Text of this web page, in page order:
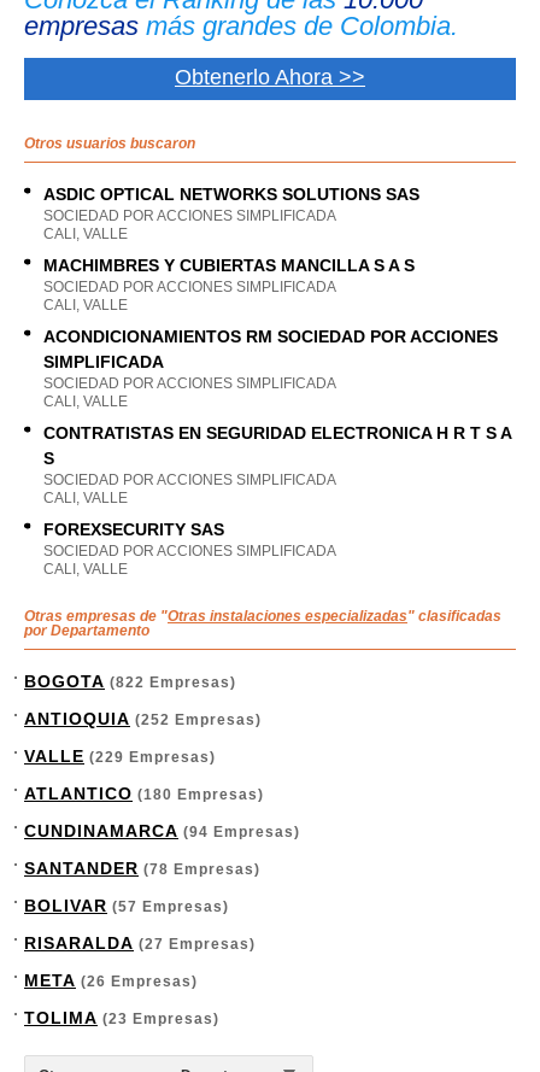
empresas más grandes de Colombia.
Obtenerlo Ahora >>
Otros usuarios buscaron
ASDIC OPTICAL NETWORKS SOLUTIONS SAS
SOCIEDAD POR ACCIONES SIMPLIFICADA
CALI, VALLE
MACHIMBRES Y CUBIERTAS MANCILLA S A S
SOCIEDAD POR ACCIONES SIMPLIFICADA
CALI, VALLE
ACONDICIONAMIENTOS RM SOCIEDAD POR ACCIONES
SIMPLIFICADA
SOCIEDAD POR ACCIONES SIMPLIFICADA
CALI, VALLE
CONTRATISTAS EN SEGURIDAD ELECTRONICA H R T S A
S
SOCIEDAD POR ACCIONES SIMPLIFICADA
CALI, VALLE
FOREXSECURITY SAS
SOCIEDAD POR ACCIONES SIMPLIFICADA
CALI, VALLE
Otras empresas de "Otras instalaciones especializadas" clasificadas
por Departamento
BOGOTA (822 Empresas)
ANTIOQUIA (252 Empresas)
VALLE (229 Empresas)
ATLANTICO (180 Empresas)
CUNDINAMARCA (94 Empresas)
SANTANDER (78 Empresas)
BOLIVAR (57 Empresas)
RISARALDA (27 Empresas)
META (26 Empresas)
TOLIMA (23 Empresas)